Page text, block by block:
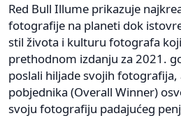
Red Bull Illume prikazuje
fotografije na planeti dok
stil života i kulturu fotografa
prethodnom izdanju za 2021.
poslali hiljade svojih
pobjednika (Overall Winner)
svoju fotografiju padajućeg